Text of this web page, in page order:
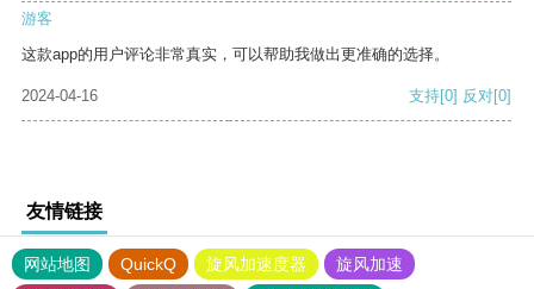
游客
这款app的用户评论非常真实，可以帮助我做出更准确的选择。
2024-04-16 支持[0] 反对[0]
友情链接
网站地图 QuickQ 旋风加速度器
旋风加速